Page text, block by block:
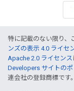
特に記載のない限り、
ンズの表示 4.0 ライセ
Apache 2.0 ライセンス
Developers サイトの
連会社の登録商標です。